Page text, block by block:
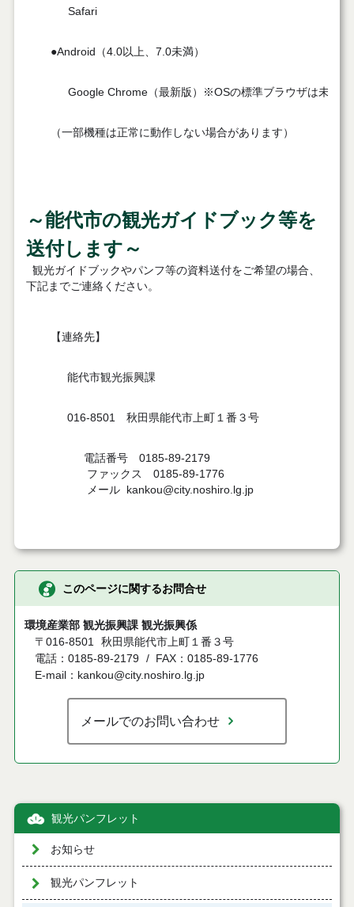
Safari
●Android （4.0以上、7.0未満）
Google Chrome（最新版）※OSの標準ブラウザは未対応
（一部機種は正常に動作しない場合があります）
～能代市の観光ガイドブック等を
送付します～
観光ガイドブックやパンフ等の資料送付をご希望の場合、
下記までご連絡ください。
【連絡先】
能代市観光振興課
016-8501 秋田県能代市上町１番３号
電話番号 0185-89-2179
ファックス 0185-89-1776
メール kankou@city.noshiro.lg.jp
このページに関するお問合せ
環境産業部 観光振興課 観光振興係
〒016-8501
秋田県能代市上町１番３号
電話：0185-89-2179
FAX：0185-89-1776
E-mail：kankou@city.noshiro.lg.jp
メールでのお問い合わせ
観光パンフレット
お知らせ
観光パンフレット